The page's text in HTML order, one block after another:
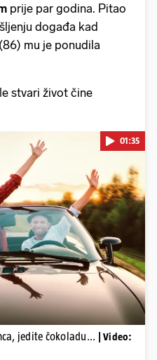
prije par godina. Pitao
događa kad
(86) mu je ponudila
stvari život čine
videa...
01:35
jedite čokoladu...
| Video: